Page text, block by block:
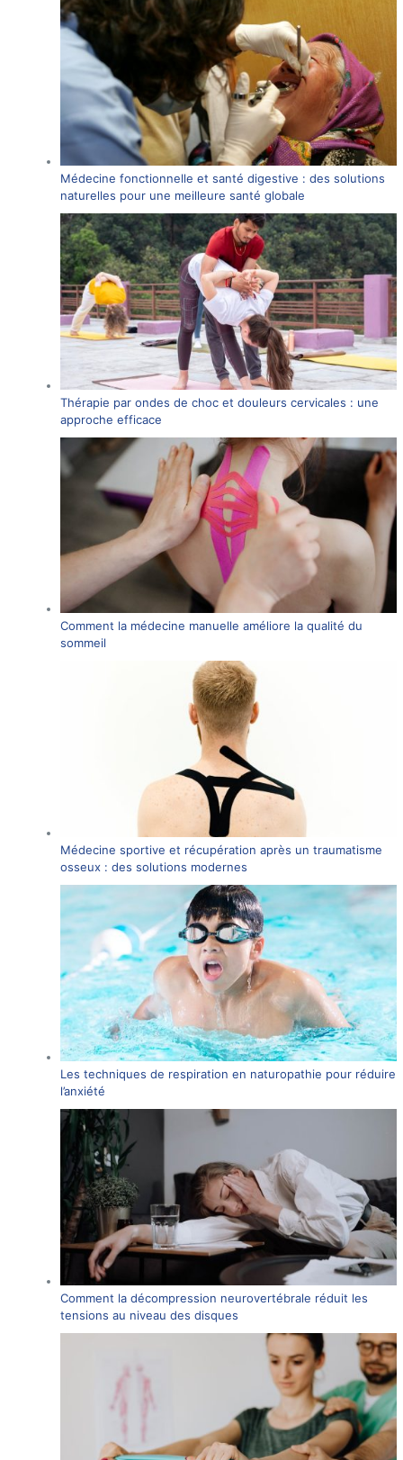
Médecine fonctionnelle et santé digestive : des solutions
naturelles pour une meilleure santé globale
Thérapie par ondes de choc et douleurs cervicales : une
approche efficace
Comment la médecine manuelle améliore la qualité du
sommeil
Médecine sportive et récupération après un traumatisme
osseux : des solutions modernes
Les techniques de respiration en naturopathie pour réduire
l’anxiété
Comment la décompression neurovertébrale réduit les
tensions au niveau des disques